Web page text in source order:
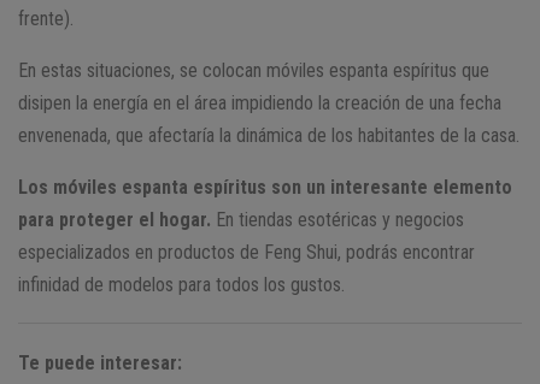
frente).
En estas situaciones, se colocan móviles espanta espíritus que
disipen la energía en el área impidiendo la creación de una fecha
envenenada, que afectaría la dinámica de los habitantes de la casa.
Los móviles espanta espíritus son un interesante elemento
para proteger el hogar. En tiendas esotéricas y negocios
especializados en productos de Feng Shui, podrás encontrar
infinidad de modelos para todos los gustos.
Te puede interesar: